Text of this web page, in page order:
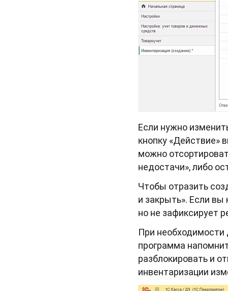
Если нужно
кнопку «Действие»
можно
недостачи», либо
Чтобы отразить
и закрыть». Если вы
но не зафиксирует
При необходимости
программа
разблокировать и
инвентаризации